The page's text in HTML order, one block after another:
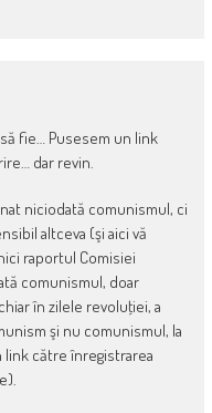
fie… Pusesem un link
dar revin.
niciodată comunismul, ci
altceva (şi aici vă
raportul Comisiei
comunismul, doar
în zilele revoluţiei, a
şi nu comunismul, la
către înregistrarea